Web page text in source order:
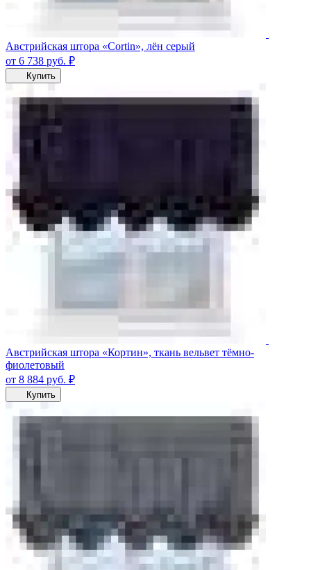
Австрийская штора «Cortin», лён серый
от 6 738 руб. ₽
Купить
Австрийская штора «Кортин», ткань вельвет тёмно-
фиолетовый
от 8 884 руб. ₽
Купить